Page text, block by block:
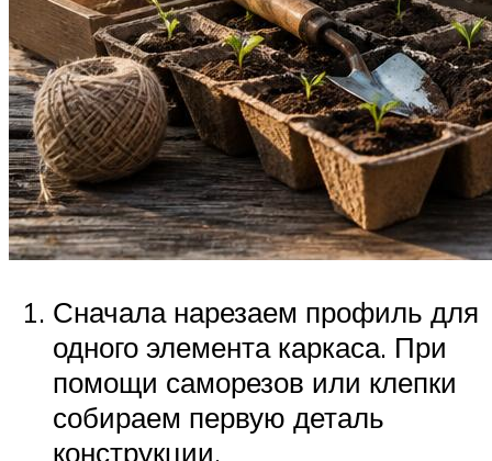
Сначала нарезаем профиль для
одного элемента каркаса. При
помощи саморезов или клепки
собираем первую деталь
конструкции.